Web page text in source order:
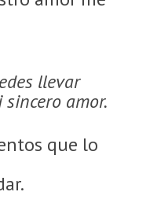
llevar
amor.
que lo